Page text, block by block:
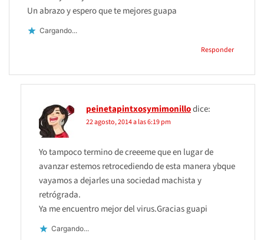
Un abrazo y espero que te mejores guapa
Cargando...
Responder
peinetapintxosymimonillodice:
22 agosto, 2014 a las 6:19 pm
Yo tampoco termino de creeeme que en lugar de
avanzar estemos retrocediendo de esta manera ybque
vayamos a dejarles una sociedad machista y
retrógrada.
Ya me encuentro mejor del virus.Gracias guapi
Cargando...